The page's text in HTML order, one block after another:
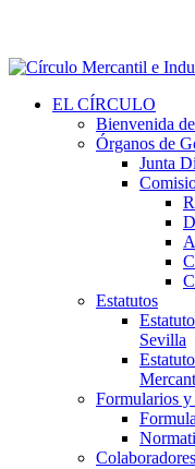
EL CÍRCULO
Bienvenida
Órganos de
Junta
Estatutos
Sevilla
Formularios
Colaboradores